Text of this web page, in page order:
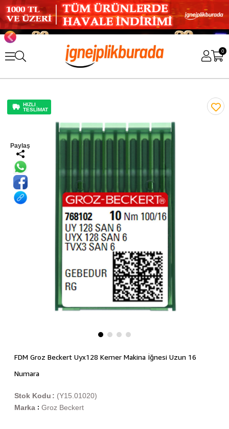
0
HIZLI
TESLİMAT
Paylaş
FDM Groz Beckert Uyx128 Kemer Makina İğnesi Uzun 16
Numara
(Y15.01020)
Stok Kodu
Marka : Groz Beckert